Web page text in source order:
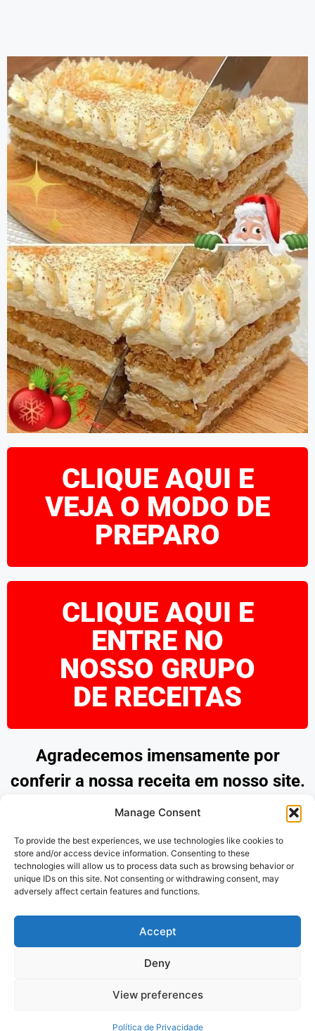
Manage Consent
To provide the best experiences, we use technologies like cookies to
store and/or access device information. Consenting to these
technologies will allow us to process data such as browsing behavior or
unique IDs on this site. Not consenting or withdrawing consent, may
adversely affect certain features and functions.
Accept
Deny
View preferences
Política de Privacidade
CLIQUE AQUI E
VEJA O MODO DE
PREPARO
CLIQUE AQUI E
ENTRE NO
NOSSO GRUPO
DE RECEITAS
Agradecemos imensamente por
conferir a nossa receita em nosso site.
Esperamos que tenha encontrado
pratos deliciosos. Continue explorando
as nossas opções e desfrute de
Obrigado por nos acompanhar!
Politica de Privacidade